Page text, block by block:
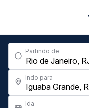
Partindo de
Indo para
Ida